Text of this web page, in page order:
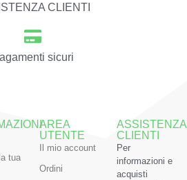
CLIENTI
sicuri
tua
AREA
UTENTE
Il mio account
Ordini
ASSISTENZA
CLIENTI
Per
informazioni e
acquisti